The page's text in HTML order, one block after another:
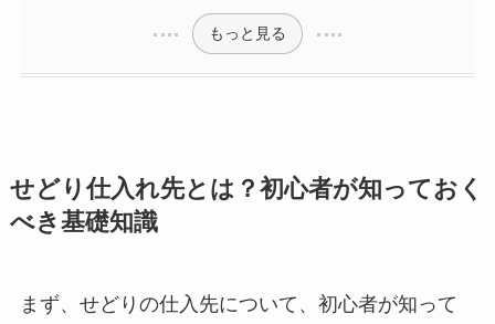
もっと見る
せどり仕入れ先とは？初心者が知っておく
べき基礎知識
まず、せどりの仕入先について、初心者が知って